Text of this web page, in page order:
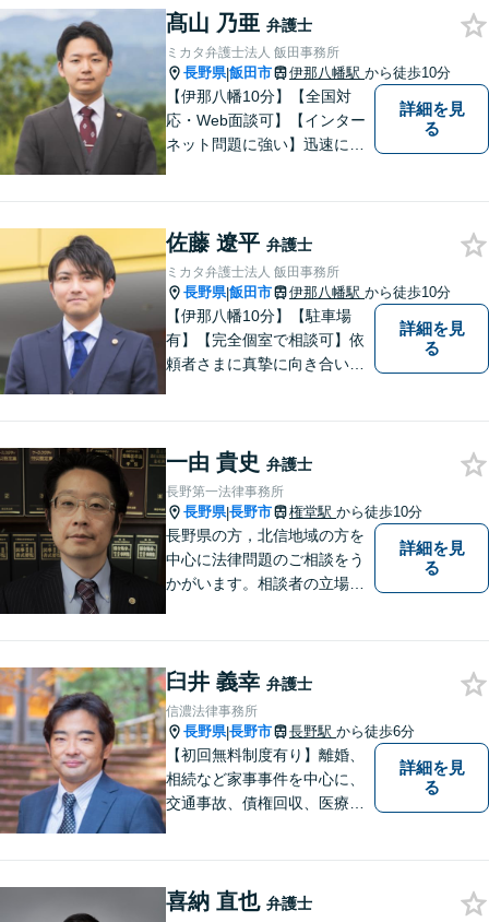
根ざした弁護士】もし何かお
困りな事がございましたらお
気軽にご相談ください。
髙山 乃亜 弁護士
ミカタ弁護士法人 飯田事務所
長野県|飯田市 伊那八幡駅 から徒歩10分
【伊那八幡10分】【全国対
応・Web面談可】【インター
ネット問題に強い】迅速に対
のようなことでも、お気軽に
ご相談ください。
詳細を見
る
佐藤 遼平 弁護士
ミカタ弁護士法人 飯田事務所
長野県|飯田市 伊那八幡駅 から徒歩10分
【伊那八幡10分】【駐車場
有】【完全個室で相談可】依
頼者さまに真摯に向き合い、
は日本全国です。 遠方の方は
Web面談や電話でのご連絡が
可能です。
詳細を見
る
一由 貴史 弁護士
長野第一法律事務所
長野県|長野市 権堂駅 から徒歩10分
長野県の方，北信地域の方を
中心に法律問題のご相談をう
かがいます。相談者の立場を
詳細を見
る
臼井 義幸 弁護士
信濃法律事務所
長野県|長野市 長野駅 から徒歩6分
【初回無料制度有り】離婚、
相続など家事事件を中心に、
交通事故、債権回収、医療過
詳細を見
る
喜納 直也 弁護士